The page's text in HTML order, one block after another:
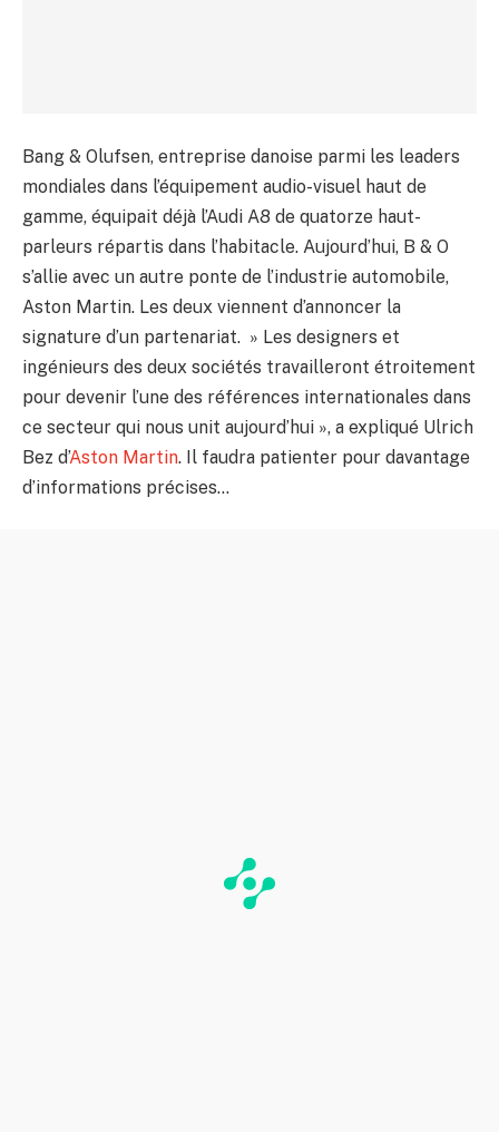
Bang & Olufsen, entreprise danoise parmi les leaders
mondiales dans l’équipement audio-visuel haut de
gamme, équipait déjà l’Audi A8 de quatorze haut-
parleurs répartis dans l’habitacle. Aujourd’hui, B & O
s’allie avec un autre ponte de l’industrie automobile,
Aston Martin. Les deux viennent d’annoncer la
signature d’un partenariat. » Les designers et
ingénieurs des deux sociétés travailleront étroitement
pour devenir l’une des références internationales dans
ce secteur qui nous unit aujourd’hui », a expliqué Ulrich
Bez d’Aston Martin. Il faudra patienter pour davantage
d’informations précises…